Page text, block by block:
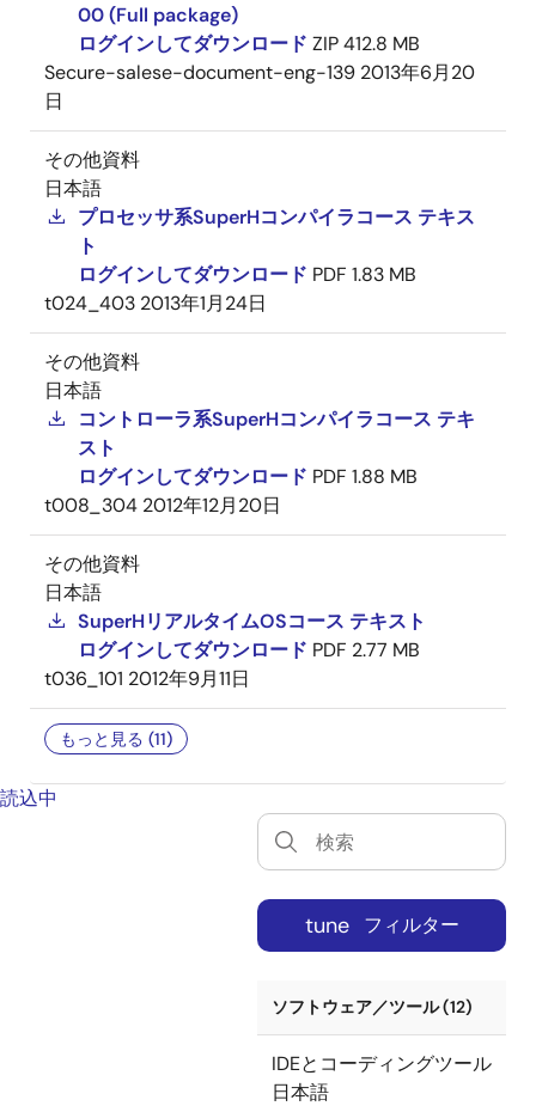
00 (Full package)
ログインしてダウンロード ZIP412.8 MB
Secure-salese-document-eng-139 2013年6月20
日
その他資料
日本語
プロセッサ系SuperHコンパイラコース テキス
ト
ログインしてダウンロード PDF 1.83 MB
t024_403 2013年1月24日
その他資料
日本語
コントローラ系SuperHコンパイラコース テキ
スト
ログインしてダウンロード PDF 1.88 MB
t008_304 2012年12月20日
その他資料
日本語
SuperHリアルタイムOSコース テキスト
ログインしてダウンロード PDF 2.77 MB
t036_101 2012年9月11日
もっと見る (11)
読込中
tune フィルター
ソフトウェア／ツール (12)
IDEとコーディングツール
日本語